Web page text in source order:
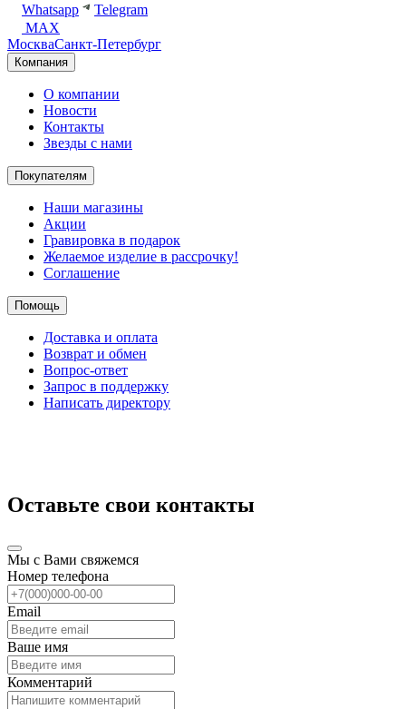
Whatsapp
Telegram
MAX
МоскваСанкт-Петербург
Компания
О компании
Новости
Контакты
Звезды с нами
Покупателям
Наши магазины
Акции
Гравировка в подарок
Желаемое изделие в рассрочку!
Соглашение
Помощь
Доставка и оплата
Возврат и обмен
Вопрос-ответ
Запрос в поддержку
Написать директору
Оставьте свои контакты
Мы с Вами свяжемся
Номер телефона
Email
Ваше имя
Комментарий